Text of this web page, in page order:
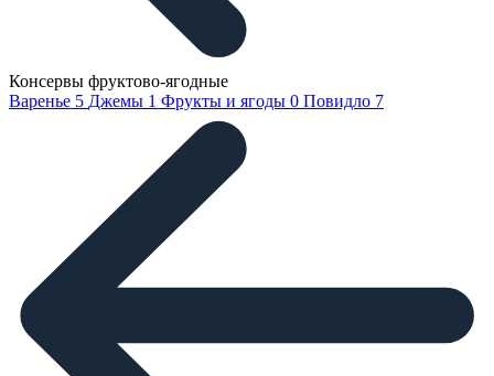
Консервы фруктово-ягодные
Варенье 5 Джемы 1 Фрукты и ягоды 0 Повидло 7